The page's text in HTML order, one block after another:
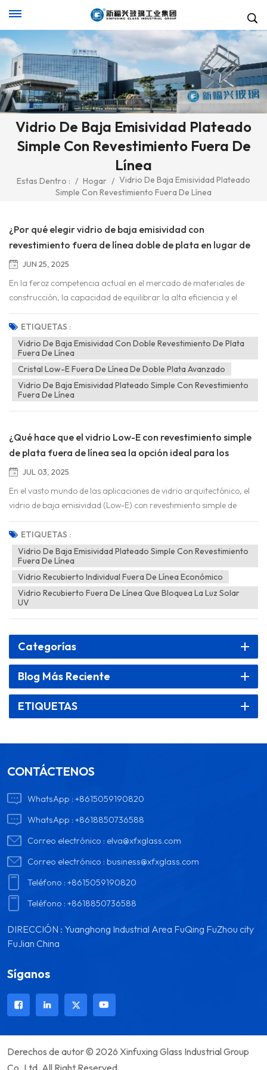
Vidrio De Baja Emisividad Plateado
Simple Con Revestimiento Fuera De
Línea
Estas Dentro : / Hogar / Vidrio De Baja Emisividad Plateado
Simple Con Revestimiento Fuera De Línea
¿Por qué elegir vidrio de baja emisividad con
revestimiento fuera de línea doble de plata en lugar de
otras opciones?
JUN 25, 2025
En la feroz competencia actual en el mercado de materiales de
construcción, la capacidad de equilibrar la alta eficiencia y el
ahorro energético con un rendimiento excelente se ha convertido
en el estándar fundamental para medir la competitividad de los
productos. En la gama de productos de vidrio de baja emisividad
(Low-E), el vidrio Low-E con doble revestimiento de plata fuera de
línea se ha posicionado rápidamente como líder del sector gracias
a sus excepcionales ventajas. Sin embargo, en com...
ETIQUETAS :
Vidrio De Baja Emisividad Con Doble Revestimiento De Plata
Fuera De Línea
Cristal Low-E Fuera De Línea De Doble Plata Avanzado
Vidrio De Baja Emisividad Plateado Simple Con Revestimiento
Fuera De Línea
¿Qué hace que el vidrio Low-E con revestimiento simple
de plata fuera de línea sea la opción ideal para los
edificios modernos?
JUL 03, 2025
En el vasto mundo de las aplicaciones de vidrio arquitectónico, el
vidrio de baja emisividad (Low-E) con revestimiento simple de
plata y recubrimiento fuera de línea es un referente en la industria.
Pero ¿qué lo distingue? Este producto de vidrio único, que combina
ingeniosamente tecnología de vanguardia y valor práctico, ha
conquistado el corazón de numerosos arquitectos, constructores y
propietarios. Es como una barrera inteligente que refleja
eficientemente una gran cantidad de rayos infrarro...
ETIQUETAS :
Vidrio De Baja Emisividad Plateado Simple Con Revestimiento
Fuera De Línea
Vidrio Recubierto Individual Fuera De Línea Económico
Vidrio Recubierto Fuera De Línea Que Bloquea La Luz Solar
UV
Categorías
Blog Más Reciente
ETIQUETAS
CONTÁCTENOS
WhatsApp :+8615059190820
WhatsApp :+8618850736588
Correo electrónico : elva@xfxglass.com
Correo electrónico :business@xfxglass.com
Teléfono :+8615059190820
Teléfono :+8618850736588
DIRECCIÓN : Yuanghong Industrial Area FuQing FuZhou city
FuJian China
Síganos
Derechos de autor © 2026 Xinfuxing Glass Industrial Group
Co.,Ltd. All Right Reserved.